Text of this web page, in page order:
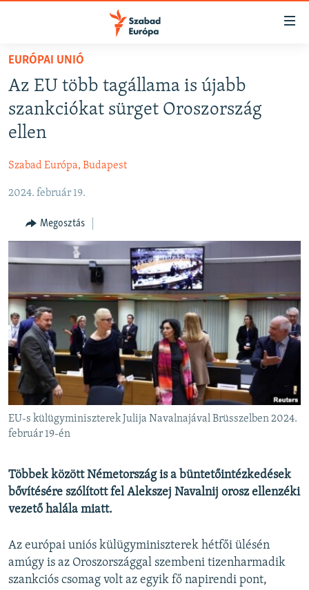
Akadálymentes
Ugrás
fő
oldalra
Ugrás
tartalomjegyzékre
NAPIRENDEN
AKTUÁLIS
PODCASTOK
ELEMZŐ
NER15
SZABADON
TÁRSADALOM
A PÉNZ NYOMÁBAN
EURÓPAI UNIÓ
VILÁG
KLÍMAVÁLTOZÁS
A MÚLT TANULSÁGAI
KÖVESSEN MINKET!
Valamennyi RFE/RL weboldal
EURÓPAI UNIÓ
Az EU több tagállama is újabb
szankciókat sürget Oroszország
ellen
Szabad Európa, Budapest
2024. február 19.
Megosztás
EU-s külügyminiszterek Julija Navalnajával Brüsszelben 2024.
február 19-én
Többek között Németország is a büntetőintézkedések
bővítésére szólított fel Alekszej Navalnij orosz ellenzéki
vezető halála miatt.
Az európai uniós külügyminiszterek hétfői ülésén
amúgy is az Oroszországgal szembeni tizenharmadik
szankciós csomag volt az egyik fő napirendi pont,
FELIRATKOZÁS
Spotify